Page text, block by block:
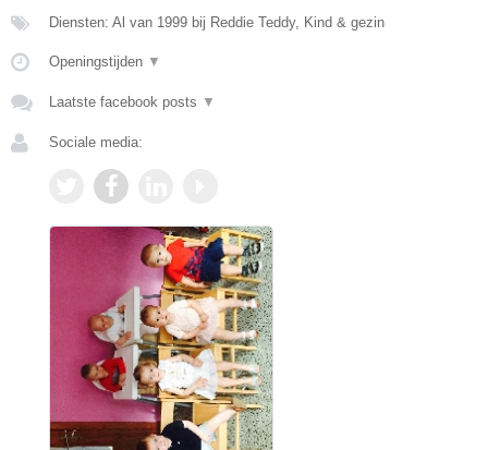
Diensten: Al van 1999 bij Reddie Teddy, Kind & gezin
Openingstijden ▼
Laatste facebook posts ▼
Sociale media: